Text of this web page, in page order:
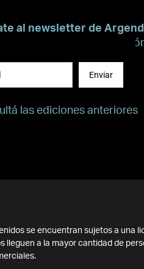
al newsletter de
para recibir
Enviar
las ediciones anteriores
se encuentran sujetos a una
lleguen a la mayor cantidad de